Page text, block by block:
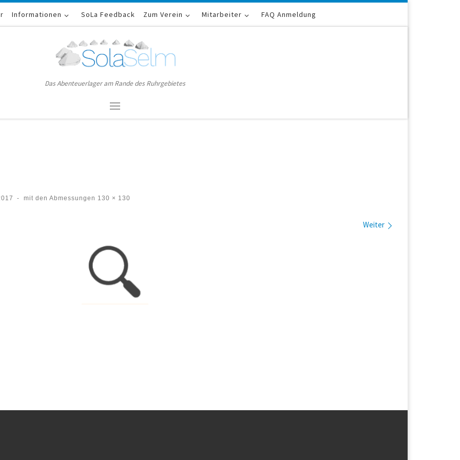
Informationen SoLa Feedback Zum Verein Mitarbeiter FAQ Anmeldung
Das Abenteuerlager am Rande des Ruhrgebietes
- mit den Abmessungen 130 × 130
Weiter